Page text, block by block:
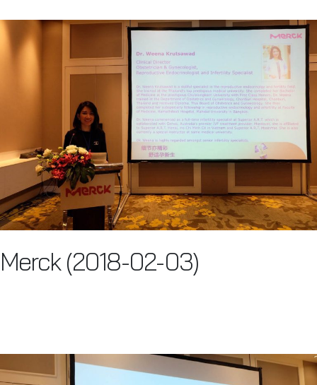
Merck (2018-02-03)